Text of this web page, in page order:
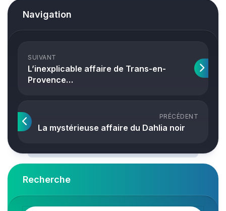
Navigation
SUIVANT
L’inexplicable affaire de Trans-en-
Provence…
PRÉCÉDENT
La mystérieuse affaire du Dahlia noir
Recherche